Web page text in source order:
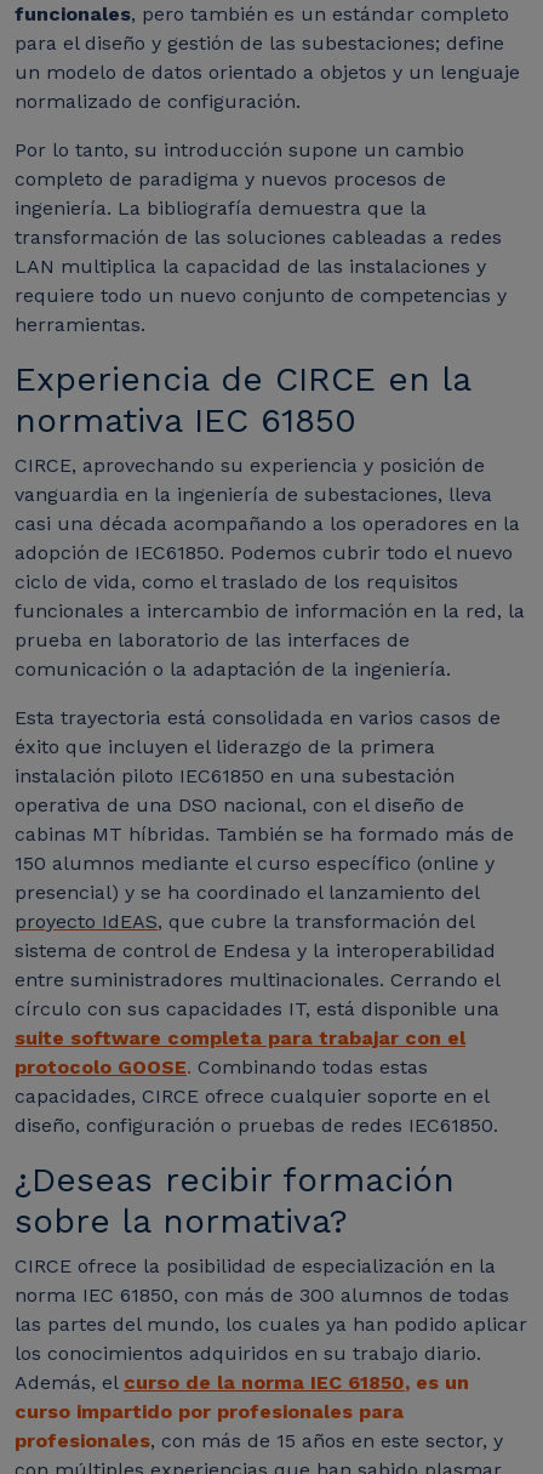
funcionales, pero también es un estándar completo
para el diseño y gestión de las subestaciones; define
un modelo de datos orientado a objetos y un lenguaje
normalizado de configuración.
Por lo tanto, su introducción supone un cambio
completo de paradigma y nuevos procesos de
ingeniería. La bibliografía demuestra que la
transformación de las soluciones cableadas a redes
LAN multiplica la capacidad de las instalaciones y
requiere todo un nuevo conjunto de competencias y
herramientas.
Experiencia de CIRCE en la
normativa IEC 61850
CIRCE, aprovechando su experiencia y posición de
vanguardia en la ingeniería de subestaciones, lleva
casi una década acompañando a los operadores en la
adopción de IEC61850. Podemos cubrir todo el nuevo
ciclo de vida, como el traslado de los requisitos
funcionales a intercambio de información en la red, la
prueba en laboratorio de las interfaces de
comunicación o la adaptación de la ingeniería.
Esta trayectoria está consolidada en varios casos de
éxito que incluyen el liderazgo de la primera
instalación piloto IEC61850 en una subestación
operativa de una DSO nacional, con el diseño de
cabinas MT híbridas. También se ha formado más de
150 alumnos mediante el curso específico (online y
presencial) y se ha coordinado el lanzamiento del
proyecto IdEAS, que cubre la transformación del
sistema de control de Endesa y la interoperabilidad
entre suministradores multinacionales. Cerrando el
círculo con sus capacidades IT, está disponible una
suite software completa para trabajar con el
protocolo GOOSE. Combinando todas estas
capacidades, CIRCE ofrece cualquier soporte en el
diseño, configuración o pruebas de redes IEC61850.
¿Deseas recibir formación
sobre la normativa?
CIRCE ofrece la posibilidad de especialización en la
norma IEC 61850, con más de 300 alumnos de todas
las partes del mundo, los cuales ya han podido aplicar
los conocimientos adquiridos en su trabajo diario.
Además, el curso de la norma IEC 61850, es un
curso impartido por profesionales para
profesionales, con más de 15 años en este sector, y
con múltiples experiencias que han sabido plasmar